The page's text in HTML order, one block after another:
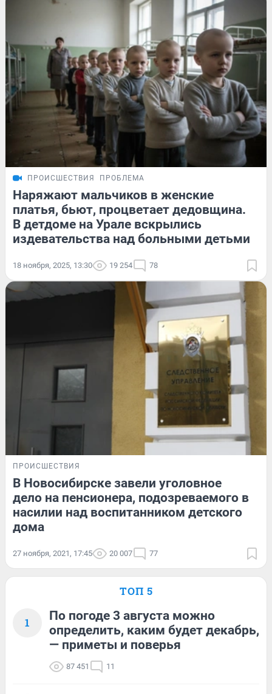
ПРОИСШЕСТВИЯ ПРОБЛЕМА
Наряжают мальчиков в женские
платья, бьют, процветает дедовщина.
В детдоме на Урале вскрылись
издевательства над больными детьми
18 ноября, 2025, 13:30 19 254 78
ПРОИСШЕСТВИЯ
В Новосибирске завели уголовное
дело на пенсионера, подозреваемого в
насилии над воспитанником детского
дома
27 ноября, 2021, 17:45 20 007 77
ТОП 5
1
По погоде 3 августа можно
определить, каким будет декабрь,
— приметы и поверья
87 451 11